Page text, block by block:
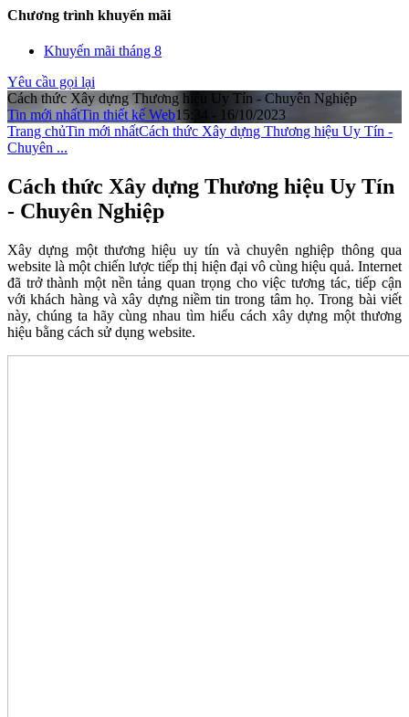
Chương trình khuyến mãi
Khuyến mãi tháng 8
Yêu cầu gọi lại
Cách thức Xây dựng Thương hiệu Uy Tín - Chuyên Nghiệp
Tin mới nhấtTin thiết kế Web15:34 - 16/10/2023
Trang chủTin mới nhấtCách thức Xây dựng Thương hiệu Uy Tín -
Chuyên ...
Cách thức Xây dựng Thương hiệu Uy Tín
- Chuyên Nghiệp
Xây dựng một thương hiệu uy tín và chuyên nghiệp thông qua
website là một chiến lược tiếp thị hiện đại vô cùng hiệu quả. Internet
đã trở thành một nền tảng quan trọng cho việc tương tác, tiếp cận
với khách hàng và xây dựng niềm tin trong tâm họ. Trong bài viết
này, chúng ta hãy cùng nhau tìm hiểu cách xây dựng một thương
hiệu bằng cách sử dụng website.